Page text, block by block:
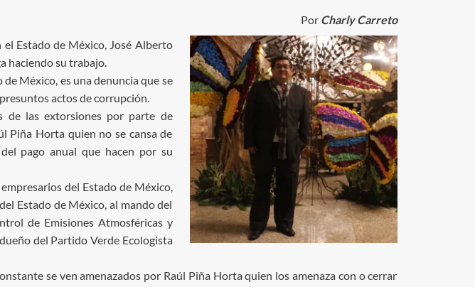
Por Charly Carreto
Estado de México, José Alberto
haciendo su trabajo.
México, es una denuncia que se
actos de corrupción.
de las extorsiones por parte de
Piña Horta quien no se cansa de
pago anual que hacen por su
del Estado de México,
Estado de México, al mando del
de Emisiones Atmosféricas y
del Partido Verde Ecologista
se ven amenazados por Raúl Piña Horta quien los amenaza con o cerrar